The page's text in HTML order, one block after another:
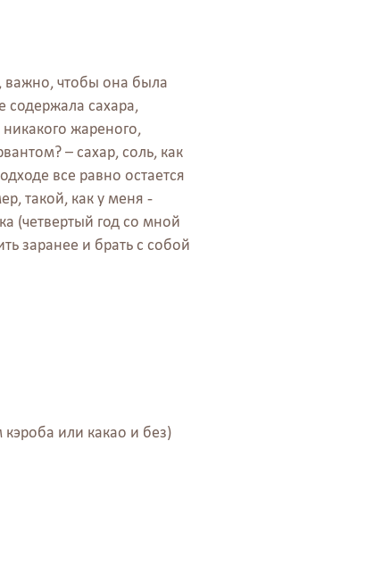
важно, чтобы она была
содержала сахара,
жареного,
– сахар, соль, как
все равно остается
такой, как у меня -
(четвертый год со мной
заранее и брать с собой
или какао и без)